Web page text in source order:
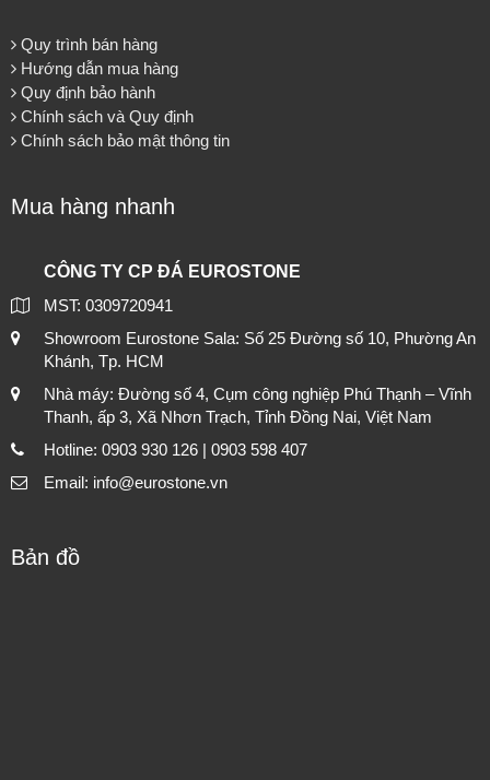
Quy trình bán hàng
Hướng dẫn mua hàng
Quy định bảo hành
Chính sách và Quy định
Chính sách bảo mật thông tin
Mua hàng nhanh
CÔNG TY CP ĐÁ EUROSTONE
MST: 0309720941
Showroom Eurostone Sala: Số 25 Đường số 10, Phường An
Khánh, Tp. HCM
Nhà máy: Đường số 4, Cụm công nghiệp Phú Thạnh – Vĩnh
Thanh, ấp 3, Xã Nhơn Trạch, Tỉnh Đồng Nai, Việt Nam
Hotline: 0903 930 126 | 0903 598 407
Email: info@eurostone.vn
Bản đồ